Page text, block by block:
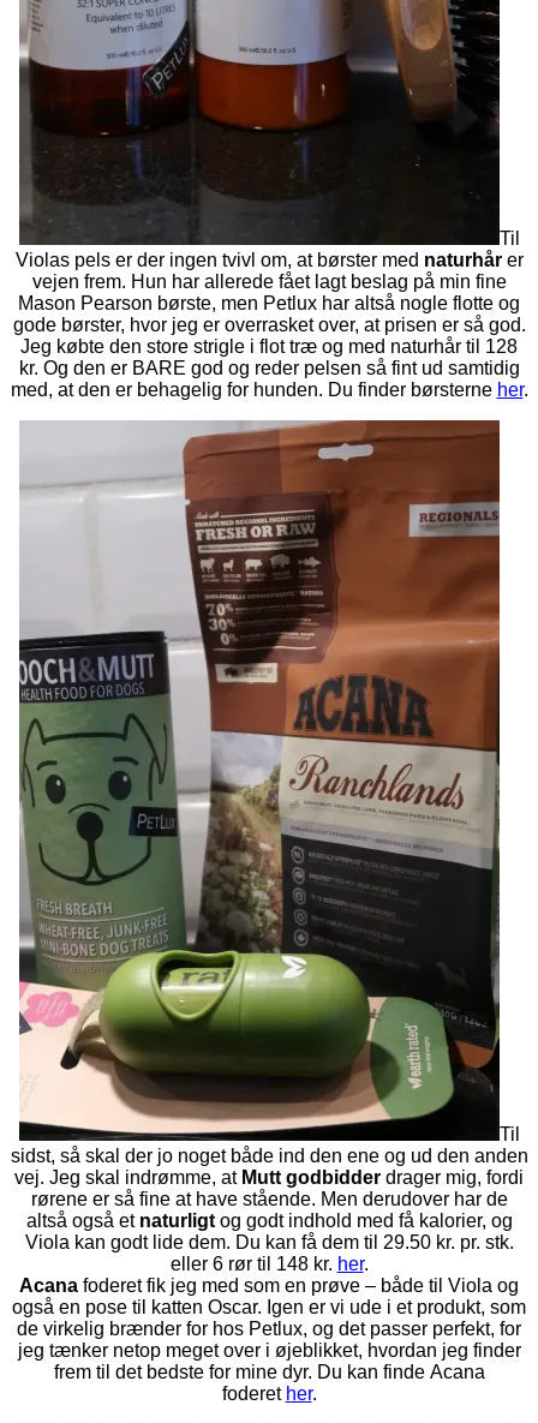
Til
Violas pels er der ingen tvivl om, at børster med naturhårer
vejen frem. Hun har allerede fået lagt beslag på min fine
Mason Pearson børste, men Petlux har altså nogle flotte og
gode børster, hvor jeg er overrasket over, at prisen er så god.
Jeg købte den store strigle i flot træ og med naturhår til 128
kr. Og den er BARE god og reder pelsen så fint ud samtidig
med, at den er behagelig for hunden. Du finder børsterne her.
Til
sidst, så skal der jo noget både ind den ene og ud den anden
vej. Jeg skal indrømme, at Mutt godbidder drager mig, fordi
rørene er så fine at have stående. Men derudover har de
altså også et naturligtog godt indhold med få kalorier, og
Viola kan godt lide dem. Du kan få dem til 29.50 kr. pr. stk.
eller 6 rør til 148 kr. her.
Acana foderet fik jeg med som en prøve – både til Viola og
også en pose til katten Oscar. Igen er vi ude i et produkt, som
de virkelig brænder for hos Petlux, og det passer perfekt, for
jeg tænker netop meget over i øjeblikket, hvordan jeg finder
frem til det bedste for mine dyr. Du kan finde Acana
foderet her.